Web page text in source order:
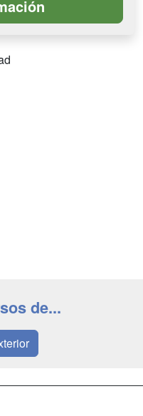
de...